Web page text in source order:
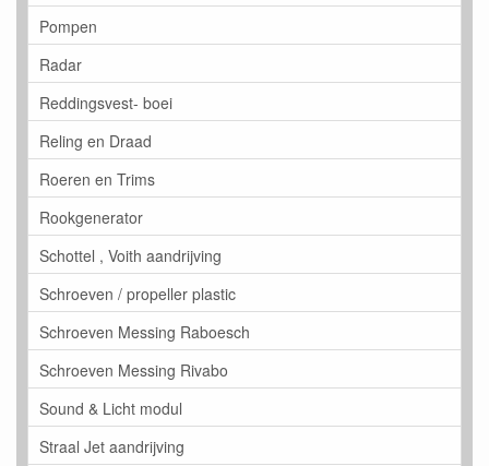
Pompen
Radar
Reddingsvest- boei
Reling en Draad
Roeren en Trims
Rookgenerator
Schottel , Voith aandrijving
Schroeven / propeller plastic
Schroeven Messing Raboesch
Schroeven Messing Rivabo
Sound & Licht modul
Straal Jet aandrijving